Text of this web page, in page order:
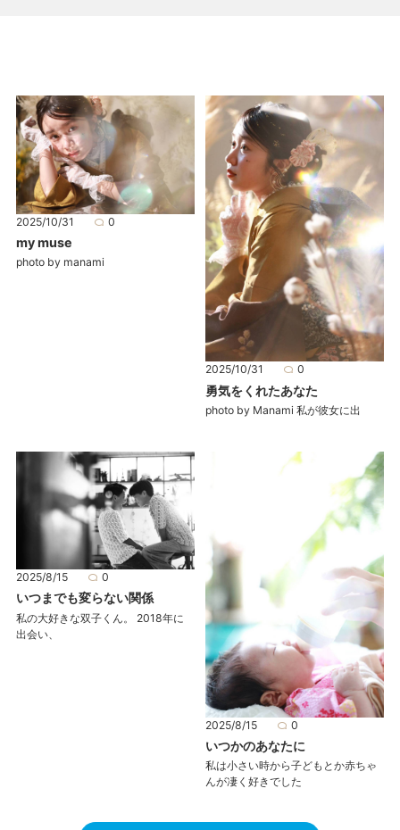
2025/10/31 0
my muse
photo by manami
2025/10/31 0
勇気をくれたあなた
photo by Manami 私が彼女に出
2025/8/15 0
いつまでも変らない関係
私の大好きな双子くん。 2018年に
出会い、
2025/8/15 0
いつかのあなたに
私は小さい時から子どもとか赤ちゃ
んが凄く好きでした